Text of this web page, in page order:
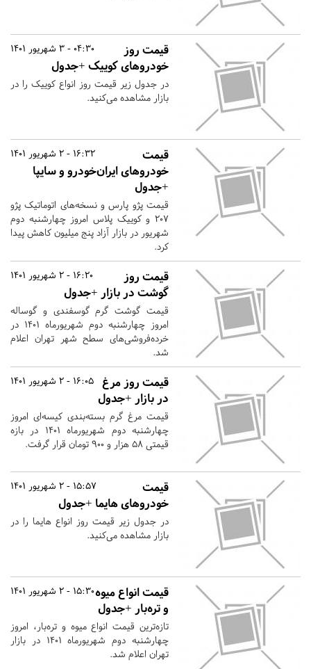
04:30 - 3 شهریور 1401
قیمت روز
خودروهای کوییک +جدول
در جدول زیر قیمت روز انواع کوییک را در
بازار مشاهده می‌کنید.
16:32 - 2 شهریور 1401
قیمت
خودروهای ایران‌خودرو و سایپا
+جدول
قیمت پژو پارس و نسخه‌های اتوماتیک پژو
۲۰۷ و کوییک پلاس امروز چهارشنبه دوم
شهریور در بازار آزاد پنج میلیون کاهش پیدا
کرد.
16:20 - 2 شهریور 1401
قیمت روز
گوشت در بازار +جدول
قیمت گوشت گرم گوسفندی و گوساله
امروز چهارشنبه دوم شهریورماه ۱۴۰۱ در
خرده‌فروشی‌های سطح شهر تهران اعلام
شد.
16:05 - 2 شهریور 1401
قیمت روز مرغ
در بازار +جدول
قیمت مرغ گرم بسته‌بندی کیسه‌ای امروز
چهارشنبه دوم شهریورماه ۱۴۰۱ در بازه
قیمتی ۵۸ هزار و ۹۰۰ تومان قرار گرفت.
15:57 - 2 شهریور 1401
قیمت
خودروهای هایما +جدول
در جدول زیر قیمت روز انواع هایما را در
بازار مشاهده می‌کنید.
15:30 - 2 شهریور 1401قیمت‌ انواع میوه
و تره‌بار +جدول
تازه‌ترین قیمت انواع میوه و تره‌بار، امروز
چهارشنبه دوم شهریورماه ۱۴۰۱ در بازار
تهران اعلام شد.